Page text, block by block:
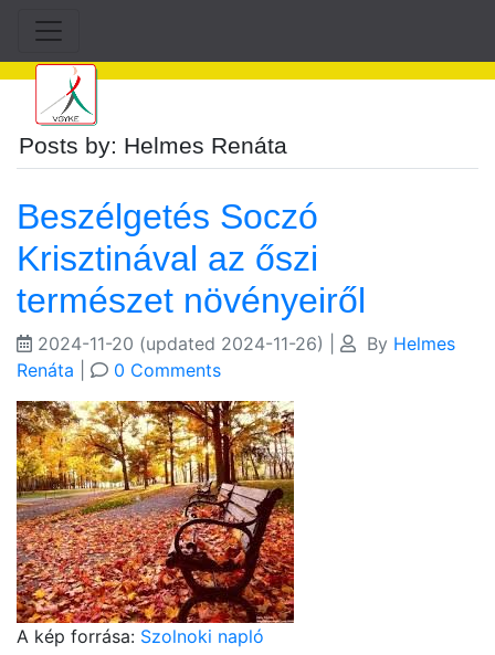
Posts by: Helmes Renáta
Beszélgetés Soczó
Krisztinával az őszi
természet növényeiről
2024-11-20 (updated 2024-11-26) By Helmes
Renáta
0 Comments
A kép forrása: Szolnoki napló